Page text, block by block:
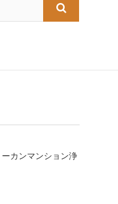
ーカンマンション浄